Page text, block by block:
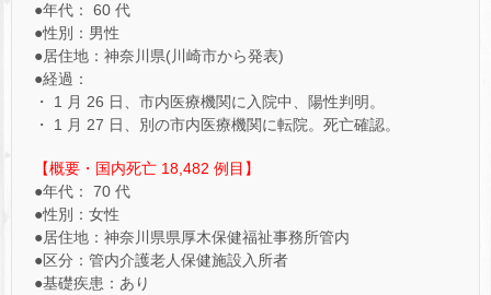
●年代： 60 代
●性別：男性
●居住地：神奈川県(川崎市から発表)
●経過：
・ 1 月 26 日、市内医療機関に入院中、陽性判明。
・ 1 月 27 日、別の市内医療機関に転院。死亡確認。
【概要・国内死亡 18,482 例目】
●年代： 70 代
●性別：女性
●居住地：神奈川県県厚木保健福祉事務所管内
●区分：管内介護老人保健施設入所者
●基礎疾患：あり